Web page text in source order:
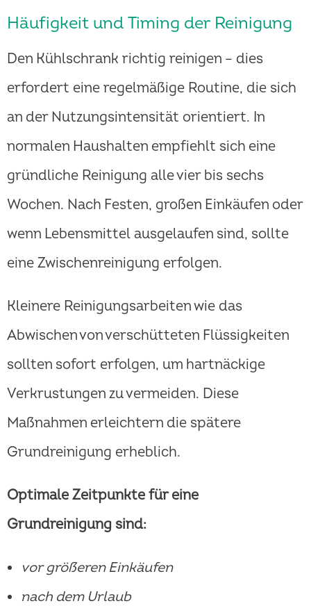
Häufigkeit und Timing der Reinigung
Den Kühlschrank richtig reinigen – dies
erfordert eine regelmäßige Routine, die sich
an der Nutzungsintensität orientiert. In
normalen Haushalten empfiehlt sich eine
gründliche Reinigung alle vier bis sechs
Wochen. Nach Festen, großen Einkäufen oder
wenn Lebensmittel ausgelaufen sind, sollte
eine Zwischenreinigung erfolgen.
Kleinere Reinigungsarbeiten wie das
Abwischen von verschütteten Flüssigkeiten
sollten sofort erfolgen, um hartnäckige
Verkrustungen zu vermeiden. Diese
Maßnahmen erleichtern die spätere
Grundreinigung erheblich.
Optimale Zeitpunkte für eine
Grundreinigung sind:
vor größeren Einkäufen
nach dem Urlaub